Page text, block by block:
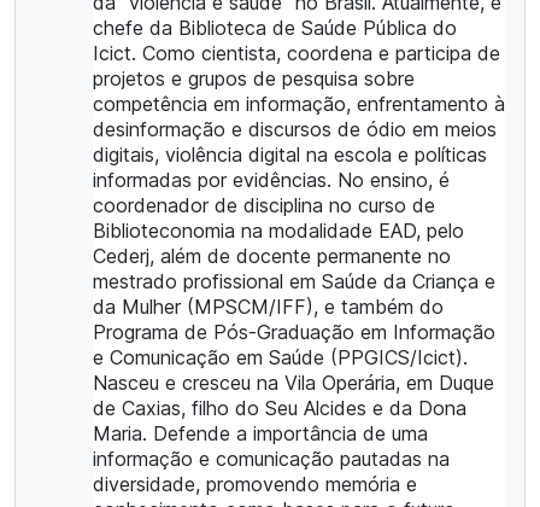
chefe da Biblioteca de Saúde Pública do
Icict. Como cientista, coordena e participa de
projetos e grupos de pesquisa sobre
competência em informação, enfrentamento à
desinformação e discursos de ódio em meios
digitais, violência digital na escola e políticas
informadas por evidências. No ensino, é
coordenador de disciplina no curso de
Biblioteconomia na modalidade EAD, pelo
Cederj, além de docente permanente no
mestrado profissional em Saúde da Criança e
da Mulher (MPSCM/IFF), e também do
Programa de Pós-Graduação em Informação
e Comunicação em Saúde (PPGICS/Icict).
Nasceu e cresceu na Vila Operária, em Duque
de Caxias, filho do Seu Alcides e da Dona
Maria. Defende a importância de uma
informação e comunicação pautadas na
diversidade, promovendo memória e